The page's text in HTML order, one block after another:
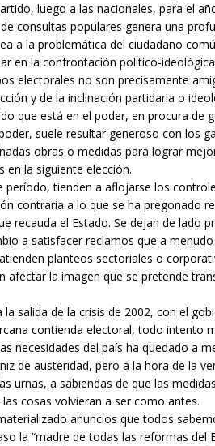
luego a las nacionales, para el
consultas populares genera una
a la problemática del ciudadano
en la confrontación político-
electorales no son precisamente
y de la inclinación partidaria o
que está en el poder, en procura de
suele resultar generoso con los
obras o medidas para lograr
en la siguiente elección.
período, tienden a aflojarse los
contraria a lo que se ha pregonado
recauda el Estado. Se dejan de lado
a satisfacer reclamos que a
planteos sectoriales o
afectar la imagen que se pretende
la salida de la crisis de 2002, con el
contienda electoral, todo intento
necesidades del país ha quedado a
de austeridad, pero a la hora de la
urnas, a sabiendas de que las
cosas volvieran a ser como antes.
anuncios que todos
la “madre de todas las reformas del